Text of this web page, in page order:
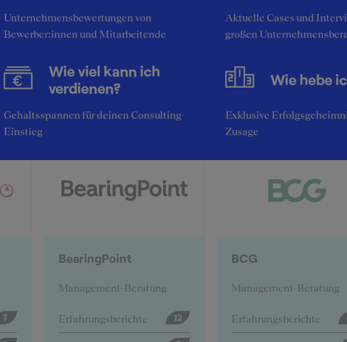
Top-Unternehmensberatungen
12
BCG
Management-Beratung
Erfahrungsberichte 57
Deloitte
Management-Beratung
Erfahrungsberichte
Unternehmensbewertungen von
Bewerber:innen und Mitarbeitende
Aktuelle Cases und
großen
Wie viel kann ich
verdienen?
Gehaltsspannen für deinen Consulting-
Einstieg
Wie hebe
Exklusive
Zusage